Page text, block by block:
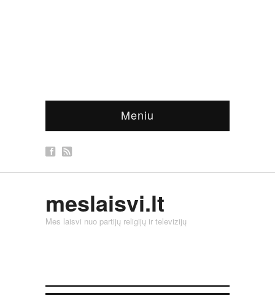
Meniu
meslaisvi.lt
Mes laisvi nuo partijų religijų ir televizijų